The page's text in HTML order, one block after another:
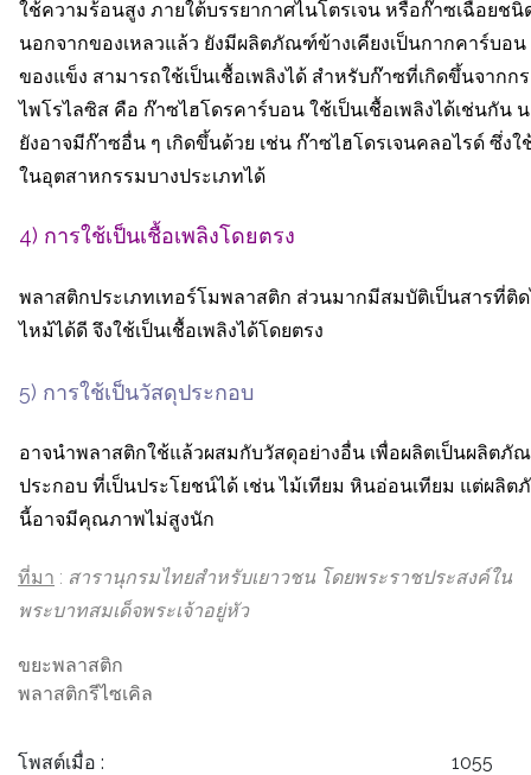
ใช้ความร้อนสูง ภายใต้บรรยากาศไนโตรเจน หรือก๊าซเฉื่อยชนิ
นอกจากของเหลวแล้ว ยังมีผลิตภัณฑ์ข้างเคียงเป็นกากคาร์บอน
ของแข็ง สามารถใช้เป็นเชื้อเพลิงได้ สำหรับก๊าซที่เกิดขึ้นจากก
ไพโรไลซิส คือ ก๊าซไฮโดรคาร์บอน ใช้เป็นเชื้อเพลิงได้เช่นกัน
ยังอาจมีก๊าซอื่น ๆ เกิดขึ้นด้วย เช่น ก๊าซไฮโดรเจนคลอไรด์ ซึ่ง
ในอุตสาหกรรมบางประเภทได้
4) การใช้เป็นเชื้อเพลิงโดยตรง
พลาสติกประเภทเทอร์โมพลาสติก ส่วนมากมีสมบัติเป็นสารที่ติ
ไหม้ได้ดี จึงใช้เป็นเชื้อเพลิงได้โดยตรง
5) การใช้เป็นวัสดุประกอบ
อาจนำพลาสติกใช้แล้วผสมกับวัสดุอย่างอื่น เพื่อผลิตเป็นผลิตภั
ประกอบ ที่เป็นประโยชน์ได้ เช่น ไม้เทียม หินอ่อนเทียม แต่ผลิ
นี้อาจมีคุณภาพไม่สูงนัก
ที่มา : สารานุกรมไทยสำหรับเยาวชน โดยพระราชประสงค์ใน
พระบาทสมเด็จพระเจ้าอยู่หัว
ขยะพลาสติก
พลาสติกรีไซเคิล
โพสต์เมื่อ :
1055